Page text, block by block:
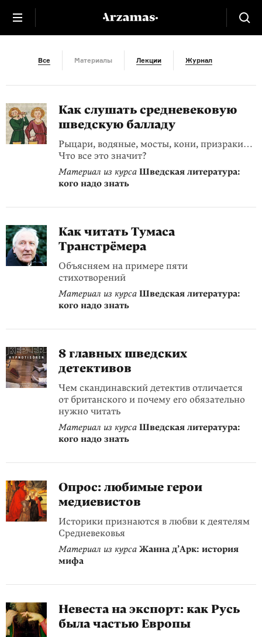
Скандинавия
Все Материалы Лекции Журнал
Как слушать средневековую
шведскую балладу
Рыцари, водяные, мосты, кони, призраки…
Что все это значит?
Материал из курса Шведская литература:
кого надо знать
Как читать Тумаса
Транстрёмера
Объясняем на примере пяти
стихотворений
Материал из курса Шведская литература:
кого надо знать
8 главных шведских
детективов
Чем скандинавский детектив отличается
от британского и почему его обязательно
нужно читать
Материал из курса Шведская литература:
кого надо знать
Опрос: любимые герои
медиевистов
Историки признаются в любви к деятелям
Средневековья
Материал из курса Жанна д’Арк: история
мифа
Невеста на экспорт: как Русь
была частью Европы